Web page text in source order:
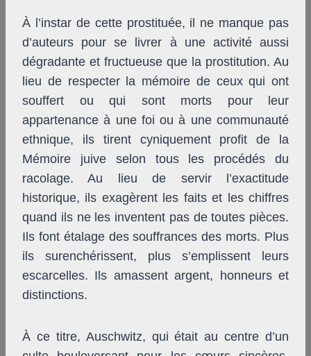
À l’instar de cette prostituée, il ne manque pas
d’auteurs pour se livrer à une activité aussi
dégradante et fructueuse que la prostitution. Au
lieu de respecter la mémoire de ceux qui ont
souffert ou qui sont morts pour leur
appartenance à une foi ou à une communauté
ethnique, ils tirent cyniquement profit de la
Mémoire juive selon tous les procédés du
racolage. Au lieu de servir l’exactitude
historique, ils exagèrent les faits et les chiffres
quand ils ne les inventent pas de toutes pièces.
Ils font étalage des souffrances des morts. Plus
ils surenchérissent, plus s’emplissent leurs
escarcelles. Ils amassent argent, honneurs et
distinctions.
À ce titre, Auschwitz, qui était au centre d’un